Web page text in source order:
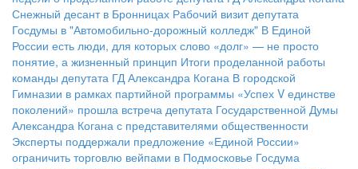
Снежный десант в Бронницах Рабочий визит депутата
Госдумы в "Автомобильно-дорожный колледж" В Единой
России есть люди, для которых слово «долг» — не просто
понятие, а жизненный принцип Итоги проделанной работы
команды депутата ГД Александра Когана В городской
Гимназии в рамках партийной программы «Успех V единстве
поколений» прошла встреча депутата Государственной Думы
Александра Когана с представителями общественности
Эксперты поддержали предложение «Единой России»
ограничить торговлю вейпами в Подмосковье Госдума